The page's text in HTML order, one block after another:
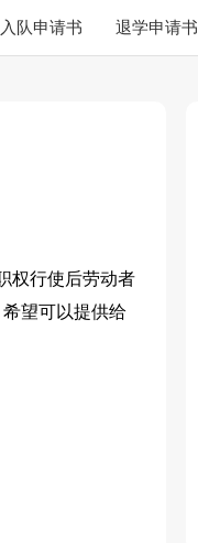
入队申请书 退学申请书
权行使后劳动者
望可以提供给